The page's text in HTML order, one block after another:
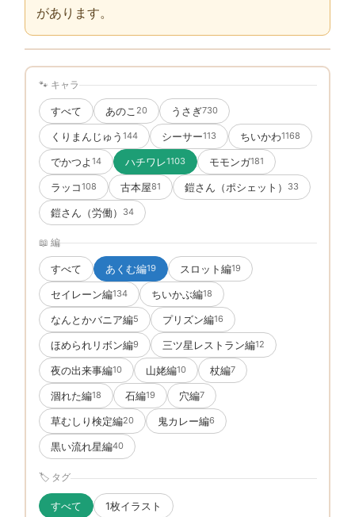
があります。
🐾 キャラ
すべて あのこ 20 うさぎ730
くりまんじゅう 144 シーサー113 ちいかわ1168
でかつよ 14 ハチワレ1103 モモンガ181
ラッコ108 古本屋81 鎧さん（ポシェット） 33
鎧さん（労働） 34
📖 編
すべて あくむ編19 スロット編19
セイレーン編134 ちいかぶ編18
なんとかバニア編5 プリズン編16
ほめられリボン編9 三ツ星レストラン編12
夜の出来事編10 山姥編10 杖編7
涸れた編18 石編19 穴編7
草むしり検定編20 鬼カレー編6
黒い流れ星編40
🏷 タグ
すべて 1枚イラスト